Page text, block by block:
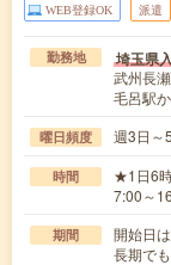
WEB登録OK 派遣
勤務地 埼玉県
武州長
毛呂駅
曜日頻度 週3日
時間
★1日6
7:00～
期間
開始日
長期で